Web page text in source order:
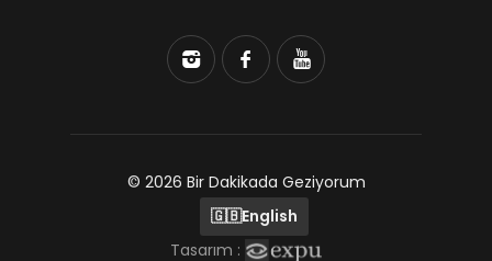
© 2026 Bir Dakikada Geziyorum
🇬🇧English
Tasarım :